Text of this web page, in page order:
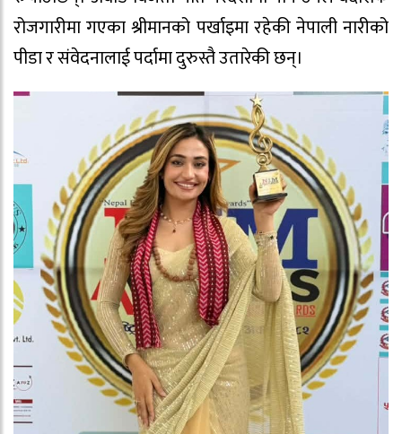
रोजगारीमा गएका श्रीमानको पर्खाइमा रहेकी नेपाली नारीको
पीडा र संवेदनालाई पर्दामा दुरुस्तै उतारेकी छन्।